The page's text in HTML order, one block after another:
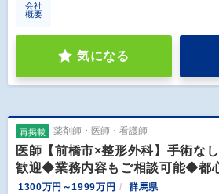
会社
概要
気になる
再掲載 薬剤師・医師・看護師
医師【前橋市×整形外科】手術な
歓迎◆業務内容もご相談可能◆都
1300万円～1999万円 群馬県